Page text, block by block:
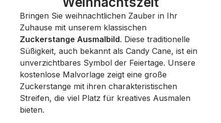
Bringen Sie weihnachtlichen Zauber in Ihr
Zuhause mit unserem klassischen
Zuckerstange Ausmalbild. Diese traditionelle
Süßigkeit, auch bekannt als Candy Cane, ist ein
unverzichtbares Symbol der Feiertage. Unsere
kostenlose Malvorlage zeigt eine große
Zuckerstange mit ihren charakteristischen
Streifen, die viel Platz für kreatives Ausmalen
bieten.